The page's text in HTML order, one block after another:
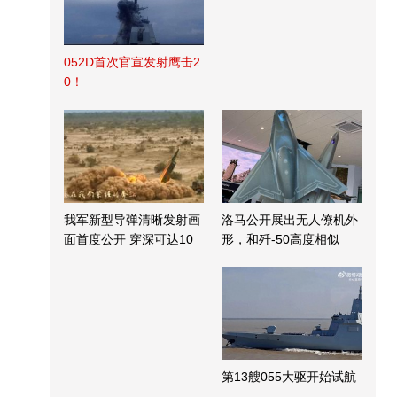
052D首次官宣发射鹰击2
0！
我军新型导弹清晰发射画
面首度公开 穿深可达10
洛马公开展出无人僚机外
形，和歼-50高度相似
第13艘055大驱开始试航